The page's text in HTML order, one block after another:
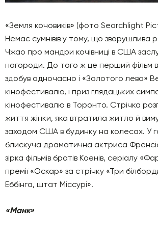
«Земля кочовиків» (фото Searchlight
Немає сумнівів у тому, що зворушлива
Чжао про мандри кочівниці в США
нагороди. До того ж це перший фільм в
здобув одночасно і «Золотого лева»
кінофестивалю, і приз глядацьких
кінофестивалю в Торонто. Стрічка
життя жінки, яка втратила житло й
заходом США в будинку на колесах. У
блискуча драматична актриса
зірка фільмів братів Коенів, серіалу
премії «Оскар» за стрічку «Три
Еббінга, штат Міссурі».
«Манк»